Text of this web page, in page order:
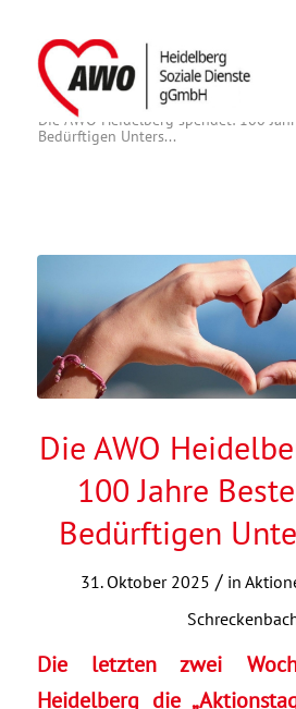
Startseite
Die AWO Heidelberg spendet: 100
Bedürftigen Unters...
Die AWO
100 Jahre
Bedürftigen
31. Oktober 2025 / in
Die letzten zwei
Heidelberg die